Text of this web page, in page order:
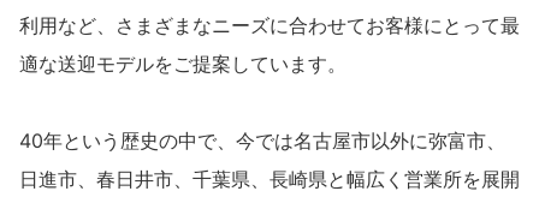
利用など、さまざまなニーズに合わせてお客様にとって最
適な送迎モデルをご提案しています。
40年という歴史の中で、今では名古屋市以外に弥富市、
日進市、春日井市、千葉県、長崎県と幅広く営業所を展開